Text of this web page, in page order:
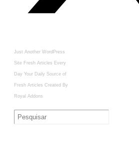
Just Another WordPress
Site Fresh Articles Every
Day Your Daily Source of
Fresh Articles Created By
Royal Addons